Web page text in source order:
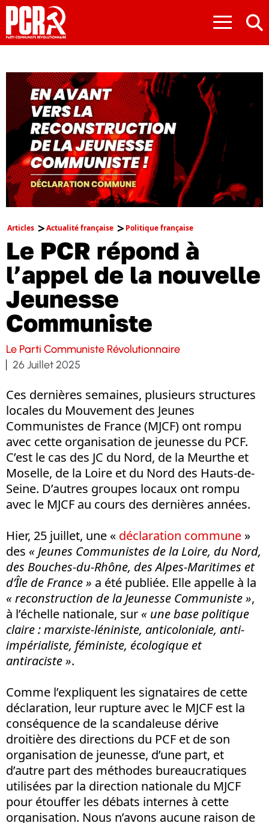
≡
Articles Actualité française Politique française
Le PCR répond à
l’appel de la nouvelle
Jeunesse
Communiste
Le Parti Communiste Révolutionnaire
26 Juillet 2025
Ces dernières semaines, plusieurs structures
locales du Mouvement des Jeunes
Communistes de France (MJCF) ont rompu
avec cette organisation de jeunesse du PCF.
C’est le cas des JC du Nord, de la Meurthe et
Moselle, de la Loire et du Nord des Hauts-de-
Seine. D’autres groupes locaux ont rompu
avec le MJCF au cours des dernières années.
Hier, 25 juillet, une « déclaration commune »
des « Jeunes Communistes de la Loire, du Nord,
des Bouches-du-Rhône, des Alpes-Maritimes et
d’Île de France » a été publiée. Elle appelle à la
« reconstruction de la Jeunesse Communiste »,
à l’échelle nationale, sur « une base politique
claire : marxiste-léniniste, anticoloniale, anti-
impérialiste, féministe, écologique et
antiraciste ».
Comme l’expliquent les signataires de cette
déclaration, leur rupture avec le MJCF est la
conséquence de la scandaleuse dérive
droitière des directions du PCF et de son
organisation de jeunesse, d’une part, et
d’autre part des méthodes bureaucratiques
utilisées par la direction nationale du MJCF
pour étouffer les débats internes à cette
organisation. Nous n’avons aucune raison de